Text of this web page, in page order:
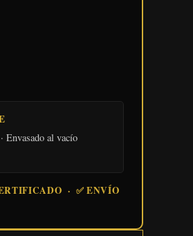
Envasado al vacío
· ✅ ENVÍO